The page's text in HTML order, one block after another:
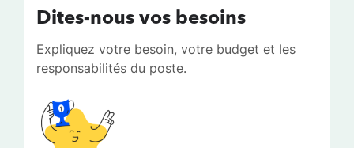
Dites-nous vos besoins
Expliquez votre besoin, votre budget et les
responsabilités du poste.